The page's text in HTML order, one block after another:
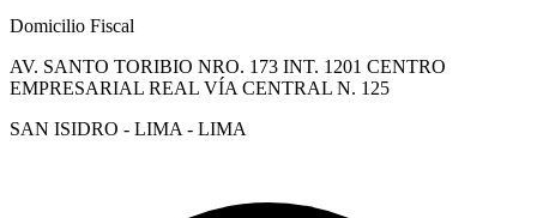
Domicilio Fiscal
AV. SANTO TORIBIO NRO. 173 INT. 1201 CENTRO
EMPRESARIAL REAL VÍA CENTRAL N. 125
SAN ISIDRO - LIMA - LIMA